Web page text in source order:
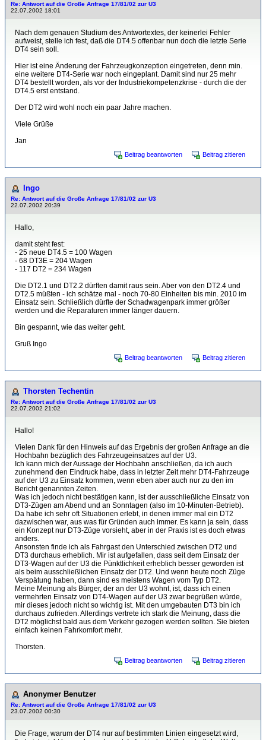
Re: Antwort auf die Große Anfrage 17/81/02 zur U3
22.07.2002 18:01
Nach dem genauen Studium des Antwortextes, der keinerlei Fehler
aufweist, stelle ich fest, daß die DT4.5 offenbar nun doch die letzte Serie
DT4 sein soll.
Hier ist eine Änderung der Fahrzeugkonzeption eingetreten, denn min.
eine weitere DT4-Serie war noch eingeplant. Damit sind nur 25 mehr
DT4 bestellt worden, als vor der Industriekompetenzkrise - durch die der
DT4.5 erst entstand.
Der DT2 wird wohl noch ein paar Jahre machen.
Viele Grüße
Jan
Beitrag beantworten Beitrag zitieren
Ingo
Re: Antwort auf die Große Anfrage 17/81/02 zur U3
22.07.2002 20:39
Hallo,
damit steht fest:
- 25 neue DT4.5 = 100 Wagen
- 68 DT3E = 204 Wagen
- 117 DT2 = 234 Wagen
Die DT2.1 und DT2.2 dürften damit raus sein. Aber von den DT2.4 und
DT2.5 müßten - ich schätze mal - noch 70-80 Einheiten bis min. 2010 im
Einsatz sein. Schließlich dürfte der Schadwagenpark immer größer
werden und die Reparaturen immer länger dauern.
Bin gespannt, wie das weiter geht.
Gruß Ingo
Beitrag beantworten Beitrag zitieren
Thorsten Techentin
Re: Antwort auf die Große Anfrage 17/81/02 zur U3
22.07.2002 21:02
Hallo!
Vielen Dank für den Hinweis auf das Ergebnis der großen Anfrage an die
Hochbahn bezüglich des Fahrzeugeinsatzes auf der U3.
Ich kann mich der Aussage der Hochbahn anschließen, da ich auch
zunehmend den Eindruck habe, dass in letzter Zeit mehr DT4-Fahrzeuge
auf der U3 zu Einsatz kommen, wenn eben aber auch nur zu den im
Bericht genannten Zeiten.
Was ich jedoch nicht bestätigen kann, ist der ausschließliche Einsatz von
DT3-Zügen am Abend und an Sonntagen (also im 10-Minuten-Betrieb).
Da habe ich sehr oft Situationen erlebt, in denen immer mal ein DT2
dazwischen war, aus was für Gründen auch immer. Es kann ja sein, dass
ein Konzept nur DT3-Züge vorsieht, aber in der Praxis ist es doch etwas
anders.
Ansonsten finde ich als Fahrgast den Unterschied zwischen DT2 und
DT3 durchaus erheblich. Mir ist aufgefallen, dass seit dem Einsatz der
DT3-Wagen auf der U3 die Pünktlichkeit erheblich besser geworden ist
als beim ausschließlichen Einsatz der DT2. Und wenn heute noch Züge
Verspätung haben, dann sind es meistens Wagen vom Typ DT2.
Meine Meinung als Bürger, der an der U3 wohnt, ist, dass ich einen
vermehrten Einsatz von DT4-Wagen auf der U3 zwar begrüßen würde,
mir dieses jedoch nicht so wichtig ist. Mit den umgebauten DT3 bin ich
durchaus zufrieden. Allerdings vertrete ich stark die Meinung, dass die
DT2 möglichst bald aus dem Verkehr gezogen werden sollten. Sie bieten
einfach keinen Fahrkomfort mehr.
Thorsten.
Beitrag beantworten Beitrag zitieren
Anonymer Benutzer
Re: Antwort auf die Große Anfrage 17/81/02 zur U3
23.07.2002 00:30
Die Frage, warum der DT4 nur auf bestimmten Linien eingesetzt wird,